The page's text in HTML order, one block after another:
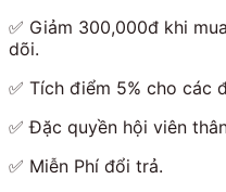
✅ Giảm 300,000đ khi
dõi.
✅ Tích điểm 5% cho các
✅ Đặc quyền hội viên
✅ Miễn Phí đổi trả.